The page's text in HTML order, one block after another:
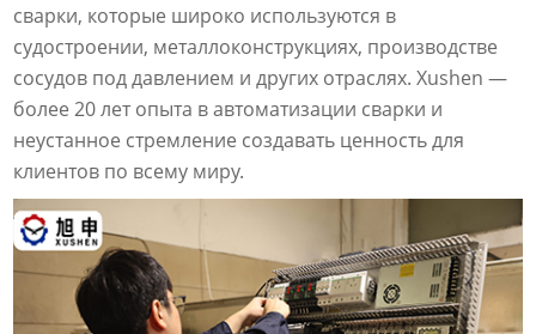
сварки, которые широко используются в
судостроении, металлоконструкциях, производстве
сосудов под давлением и других отраслях. Xushen —
более 20 лет опыта в автоматизации сварки и
неустанное стремление создавать ценность для
клиентов по всему миру.